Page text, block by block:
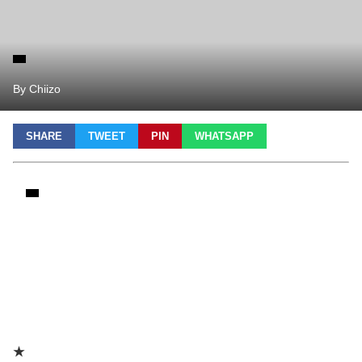
By Chiizo
SHARE TWEET PIN WHATSAPP
★